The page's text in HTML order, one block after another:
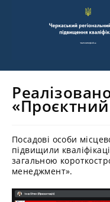
Посадові особи
підвищили
загальною
менеджмент».